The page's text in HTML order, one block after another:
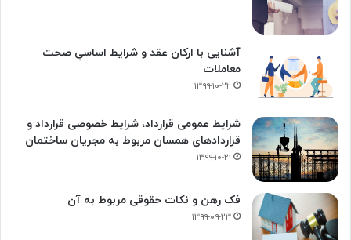
آشنایی با ارکان عقد و شرايط اساسي صحت
معاملات
۱۳۹۹-۱۰-۲۲
شرایط عمومی قرارداد، شرایط خصوصی قرارداد و
قراردادهای همسان مربوط به مجریان ساختمان
۱۳۹۹-۱۰-۲۱
فک‌ رهن و نکات حقوقی مربوط به آن
۱۳۹۹-۰۹-۲۳